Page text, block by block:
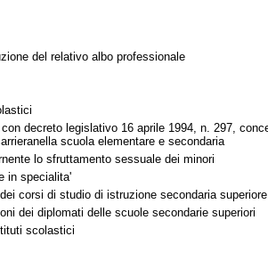
del relativo albo professionale
decreto legislativo 16 aprile 1994, n. 297,
scuola elementare e secondaria
lo sfruttamento sessuale dei minori
in specialita'
corsi di studio di istruzione secondaria superiore
dei diplomati delle scuole secondarie superiori
scolastici